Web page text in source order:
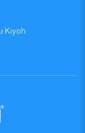
Kiyoh